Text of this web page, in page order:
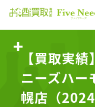
【買取実
ニーズハ
幌店（